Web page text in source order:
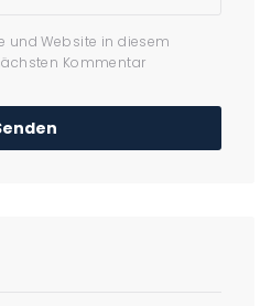
und Website in diesem
Kommentar